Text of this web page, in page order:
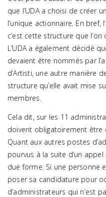
que l’UDA a choisi de créer
l’unique actionnaire. En bref,
c’est cette structure que
L’UDA a également décidé
devaient être nommés par
d’Artisti, une autre manière
structure qu’elle avait mise
membres.
Cela dit, sur les 11
doivent obligatoirement être
Quant aux autres postes
pourvus à la suite d’un
due forme. Si une personne
poser sa candidature pour
d’administrateurs qui n’est